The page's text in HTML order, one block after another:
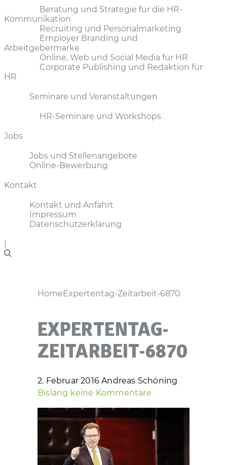
Beratung und Strategie für die HR-
Kommunikation
Recruiting und Personalmarketing
Employer Branding und
Arbeitgebermarke
Online, Web und Social Media für HR
Corporate Publishing und Redaktion für
HR
Seminare und Veranstaltungen
HR-Seminare und Workshops
Jobs
Jobs und Stellenangebote
Online-Bewerbung
Kontakt
Kontakt und Anfahrt
Impressum
Datenschutzerklärung
HomeExpertentag-Zeitarbeit-6870
EXPERTENTAG-
ZEITARBEIT-6870
2. Februar 2016 Andreas Schöning
Bislang keine Kommentare